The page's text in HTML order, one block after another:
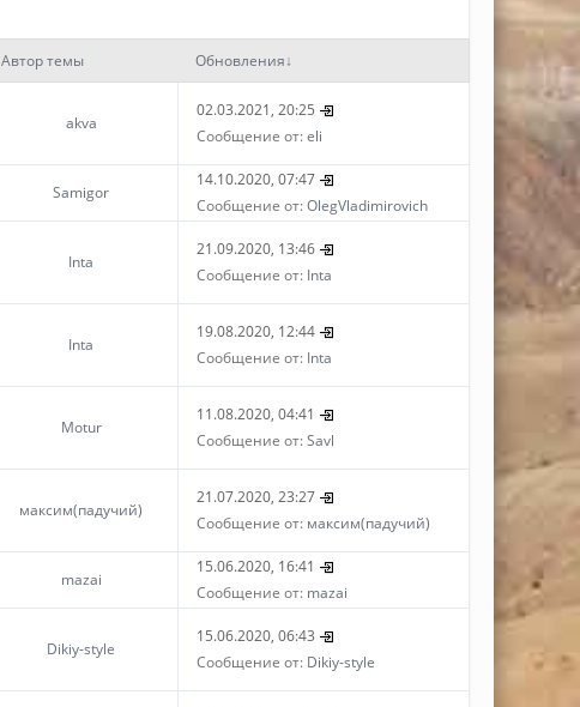
Автор темы Обновления↓
akva
02.03.2021, 20:25
Сообщение от:eli
Samigor
14.10.2020, 07:47
Сообщение от:OlegVladimirovich
Inta
21.09.2020, 13:46
Сообщение от: Inta
Inta
19.08.2020, 12:44
Сообщение от: Inta
Motur
11.08.2020, 04:41
Сообщение от:Savl
максим(падучий)
21.07.2020, 23:27
Сообщение от: максим(падучий)
mazai
15.06.2020, 16:41
Сообщение от: mazai
Dikiy-style
15.06.2020, 06:43
Сообщение от: Dikiy-style